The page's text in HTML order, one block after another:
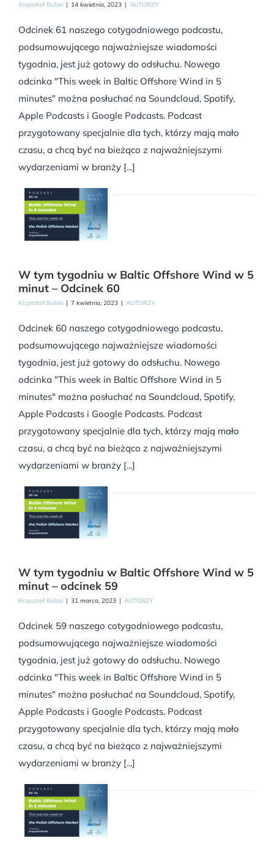
Krzysztof Bulski | 14 kwietnia, 2023 | AUTORZY
Odcinek 61 naszego cotygodniowego podcastu,
podsumowującego najważniejsze wiadomości
tygodnia, jest już gotowy do odsłuchu. Nowego
odcinka "This week in Baltic Offshore Wind in 5
minutes" można posłuchać na Soundcloud, Spotify,
Apple Podcasts i Google Podcasts. Podcast
przygotowany specjalnie dla tych, którzy mają mało
czasu, a chcą być na bieżąco z najważniejszymi
wydarzeniami w branży [...]
W tym tygodniu w Baltic Offshore Wind w 5
minut – Odcinek 60
Krzysztof Bulski | 7 kwietnia, 2023 | AUTORZY
Odcinek 60 naszego cotygodniowego podcastu,
podsumowującego najważniejsze wiadomości
tygodnia, jest już gotowy do odsłuchu. Nowego
odcinka "This week in Baltic Offshore Wind in 5
minutes" można posłuchać na Soundcloud, Spotify,
Apple Podcasts i Google Podcasts. Podcast
przygotowany specjalnie dla tych, którzy mają mało
czasu, a chcą być na bieżąco z najważniejszymi
wydarzeniami w branży [...]
W tym tygodniu w Baltic Offshore Wind w 5
minut – odcinek 59
Krzysztof Bulski | 31 marca, 2023 | AUTORZY
Odcinek 59 naszego cotygodniowego podcastu,
podsumowującego najważniejsze wiadomości
tygodnia, jest już gotowy do odsłuchu. Nowego
odcinka "This week in Baltic Offshore Wind in 5
minutes" można posłuchać na Soundcloud, Spotify,
Apple Podcasts i Google Podcasts. Podcast
przygotowany specjalnie dla tych, którzy mają mało
czasu, a chcą być na bieżąco z najważniejszymi
wydarzeniami w branży [...]